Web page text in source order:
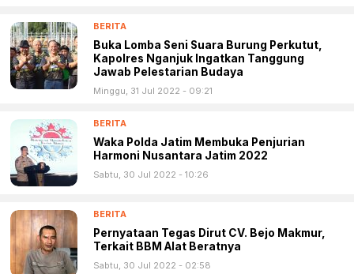
BERITA
Buka Lomba Seni Suara Burung Perkutut,
Kapolres Nganjuk Ingatkan Tanggung
Jawab Pelestarian Budaya
Minggu, 31 Jul 2022 - 09:21
BERITA
Waka Polda Jatim Membuka Penjurian
Harmoni Nusantara Jatim 2022
Sabtu, 30 Jul 2022 - 10:26
BERITA
Pernyataan Tegas Dirut CV. Bejo Makmur,
Terkait BBM Alat Beratnya
Sabtu, 30 Jul 2022 - 02:58